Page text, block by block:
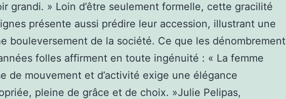
grandi. » Loin d’être seulement formelle, cette gracilité
présente aussi prédire leur accession, illustrant une
bouleversement de la société. Ce que les dénombrement
folles affirment en toute ingénuité : « La femme
de mouvement et d’activité exige une élégance
pleine de grâce et de choix. »Julie Pelipas,